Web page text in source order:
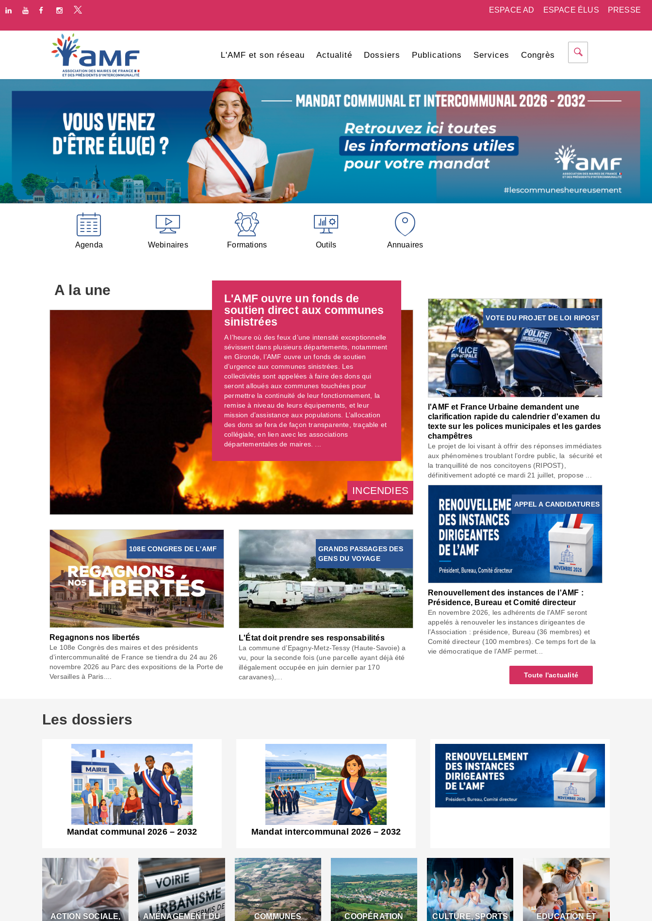
PRESSE
ESPACE ÉLUS
ESPACE AD
L'AMF et son réseau Actualité Dossiers Publications Services Congrès
Agenda Webinaires Formations Outils Annuaires
A la une
L'AMF ouvre un fonds de
soutien direct aux communes
sinistrées
A l’heure où des feux d’une intensité exceptionnelle
sévissent dans plusieurs départements, notamment
en Gironde, l’AMF ouvre un fonds de soutien
d’urgence aux communes sinistrées. Les
collectivités sont appelées à faire des dons qui
seront alloués aux communes touchées pour
permettre la continuité de leur fonctionnement, la
remise à niveau de leurs équipements, et leur
mission d’assistance aux populations. L’allocation
des dons se fera de façon transparente, traçable et
collégiale, en lien avec les associations
départementales de maires. ...
INCENDIES
108E CONGRES DE L'AMF
Regagnons nos libertés
Le 108e Congrès des maires et des présidents
d’intercommunalité de France se tiendra du 24 au 26
novembre 2026 au Parc des expositions de la Porte de
Versailles à Paris....
GRANDS PASSAGES DES
GENS DU VOYAGE
L'État doit prendre ses responsabilités
La commune d’Epagny-Metz-Tessy (Haute-Savoie) a
vu, pour la seconde fois (une parcelle ayant déjà été
illégalement occupée en juin dernier par 170
caravanes),...
VOTE DU PROJET DE LOI RIPOST
l'AMF et France Urbaine demandent une
clarification rapide du calendrier d'examen du
texte sur les polices municipales et les gardes
champêtres
Le projet de loi visant à offrir des réponses immédiates
aux phénomènes troublant l’ordre public, la sécurité et
la tranquillité de nos concitoyens (RIPOST),
définitivement adopté ce mardi 21 juillet, propose ...
APPEL A CANDIDATURES
Renouvellement des instances de l'AMF :
Présidence, Bureau et Comité directeur
En novembre 2026, les adhérents de l'AMF seront
appelés à renouveler les instances dirigeantes de
l’Association : présidence, Bureau (36 membres) et
Comité directeur (100 membres). Ce temps fort de la
vie démocratique de l’AMF permet...
Toute l'actualité
Les dossiers
Mandat communal 2026 – 2032 Mandat intercommunal 2026 – 2032
ACTION SOCIALE,
AMÉNAGEMENT DU
COMMUNES
COOPÉRATION
CULTURE, SPORTS
EDUCATION ET